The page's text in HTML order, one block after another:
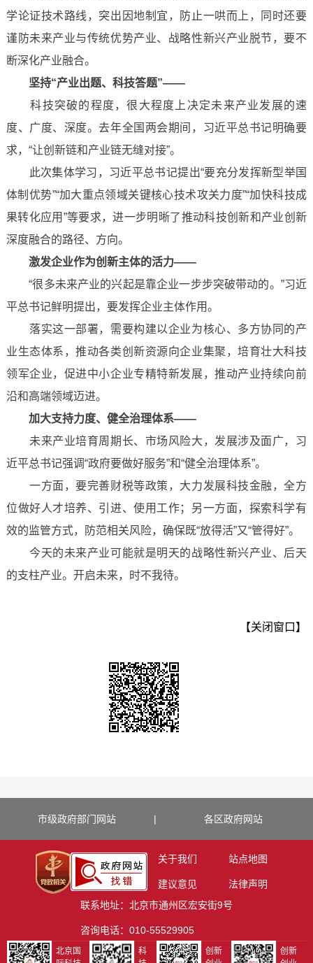
学论证技术路线，突出因地制宜，防止一哄而上，同时还要
谨防未来产业与传统优势产业、战略性新兴产业脱节，要不
断深化产业融合。
坚持“产业出题、科技答题”——
科技突破的程度，很大程度上决定未来产业发展的速
度、广度、深度。去年全国两会期间，习近平总书记明确要
求，“让创新链和产业链无缝对接”。
此次集体学习，习近平总书记提出“要充分发挥新型举国
体制优势”“加大重点领域关键核心技术攻关力度”“加快科技成
果转化应用”等要求，进一步明晰了推动科技创新和产业创新
深度融合的路径、方向。
激发企业作为创新主体的活力——
“很多未来产业的兴起是靠企业一步步突破带动的。”习近
平总书记鲜明提出，要发挥企业主体作用。
落实这一部署，需要构建以企业为核心、多方协同的产
业生态体系，推动各类创新资源向企业集聚，培育壮大科技
领军企业，促进中小企业专精特新发展，推动产业持续向前
沿和高端领域迈进。
加大支持力度、健全治理体系——
未来产业培育周期长、市场风险大，发展涉及面广，习
近平总书记强调“政府要做好服务”和“健全治理体系”。
一方面，要完善财税等政策，大力发展科技金融，全方
位做好人才培养、引进、使用工作；另一方面，探索科学有
效的监管方式，防范相关风险，确保既“放得活”又“管得好”。
今天的未来产业可能就是明天的战略性新兴产业、后天
的支柱产业。开启未来，时不我待。
【关闭窗口】
市级政府部门网站 | 各区政府网站
关于我们 站点地图
建议意见
法律声明
联系地址：北京市通州区宏安街9号
咨询电话：010-55529905
北京国
科
创新
创新